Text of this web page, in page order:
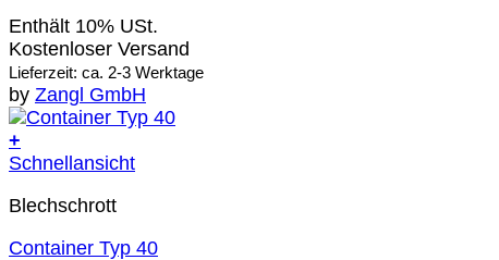
Enthält 10% USt.
Kostenloser Versand
Lieferzeit: ca. 2-3 Werktage
by Zangl GmbH
+
Schnellansicht
Blechschrott
Container Typ 40